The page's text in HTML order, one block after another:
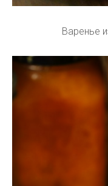
Варенье